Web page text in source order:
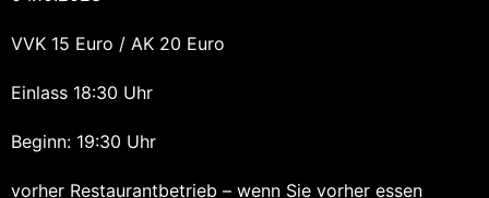
VVK 15 Euro / AK 20 Euro
Einlass 18:30 Uhr
Beginn: 19:30 Uhr
vorher Restaurantbetrieb – wenn Sie vorher essen